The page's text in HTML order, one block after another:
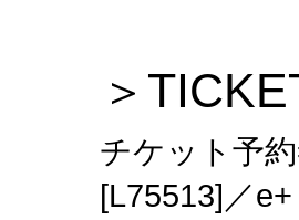
＞
チケット予
[L75513]／e+